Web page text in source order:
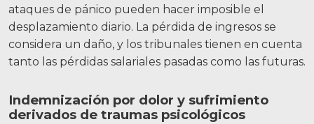
ataques de pánico pueden hacer imposible el
desplazamiento diario. La pérdida de ingresos se
considera un daño, y los tribunales tienen en cuenta
tanto las pérdidas salariales pasadas como las futuras.
Indemnización por dolor y sufrimiento
derivados de traumas psicológicos